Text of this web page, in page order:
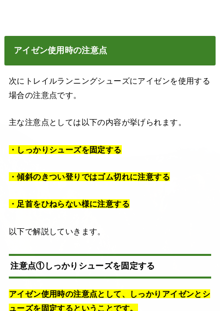
アイゼン使用時の注意点
次にトレイルランニングシューズにアイゼンを使用する
場合の注意点です。
主な注意点としては以下の内容が挙げられます。
・しっかりシューズを固定する
・傾斜のきつい登りではゴム切れに注意する
・足首をひねらない様に注意する
以下で解説していきます。
注意点①しっかりシューズを固定する
アイゼン使用時の注意点として、しっかりアイゼンとシ
ューズを固定するということです。